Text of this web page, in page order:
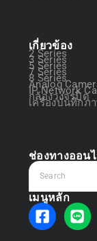
เกี่ยวข้อง
2 Series
3 Series
5 Series
7 Series
8 Series
Analog
IP Network
กล้องวงจรปิด
เครื่องบันทึกภ
ช่องทางออน
เมนูหลัก